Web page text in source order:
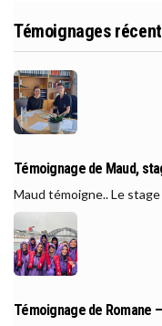
Témoignages
Témoignage de Maud,
Maud témoigne.. Le
Témoignage de Romane